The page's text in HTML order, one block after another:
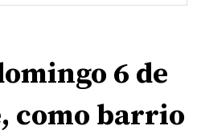
6 de
como barrio